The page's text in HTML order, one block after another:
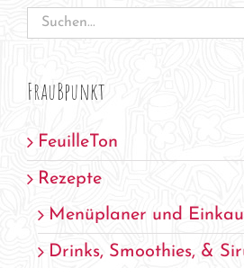
Suche
FrauBpunkt
FeuilleTon
Rezepte
Menüplaner und
Drinks, Smoothies, &